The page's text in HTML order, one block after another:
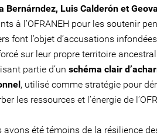
Bernárndez, Luis Calderón et
à l’OFRANEH pour les soutenir
font l’objet d’accusations
sur leur propre territoire
partie d’un schéma clair
, utilisé comme stratégie pour
les ressources et l’énergie de
avons été témoins de la résilience